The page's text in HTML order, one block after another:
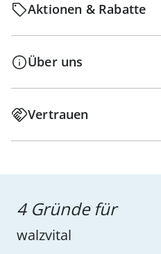
Aktionen & Rabatte
Über uns
Vertrauen
4 Gründe für
walzvital